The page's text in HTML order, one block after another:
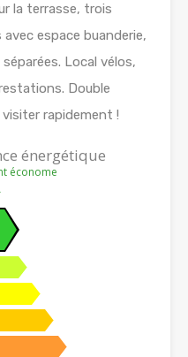
la terrasse, trois
espace buanderie,
Local vélos,
Double
rapidement !
énergétique
économe